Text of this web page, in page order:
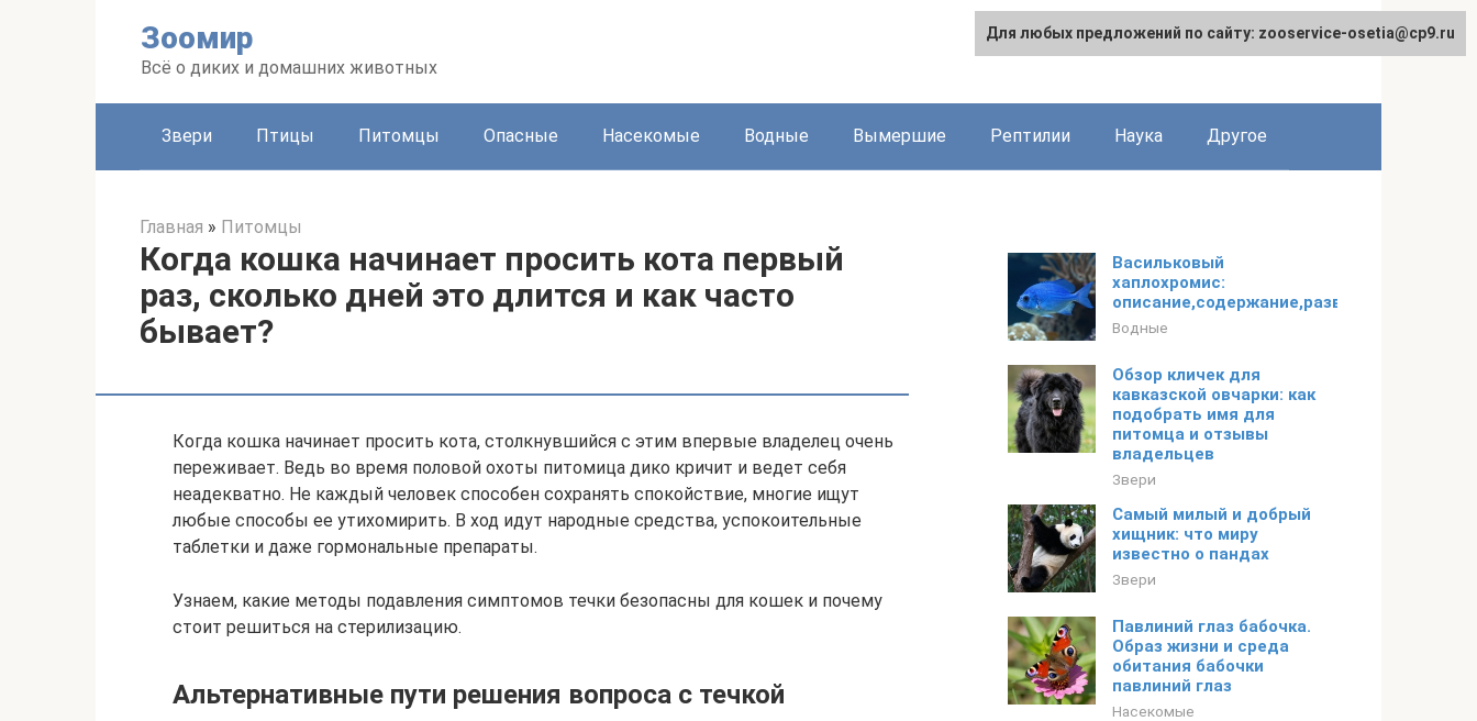
Зоомир
Всё о диких и домашних животных
Звери Птицы Питомцы Опасные Насекомые Водные Вымершие Рептилии Наука Другое
Главная » Питомцы
Когда кошка начинает просить кота первый
раз, сколько дней это длится и как часто
бывает?
Когда кошка начинает просить кота, столкнувшийся с этим впервые владелец очень
переживает. Ведь во время половой охоты питомица дико кричит и ведет себя
неадекватно. Не каждый человек способен сохранять спокойствие, многие ищут
любые способы ее утихомирить. В ход идут народные средства, успокоительные
таблетки и даже гормональные препараты.
Узнаем, какие методы подавления симптомов течки безопасны для кошек и почему
стоит решиться на стерилизацию.
Альтернативные пути решения вопроса с течкой
Васильковый
хаплохромис:
Водные
Обзор кличек для
кавказской овчарки: как
подобрать имя для
питомца и отзывы
владельцев
Звери
Самый милый и добрый
хищник: что миру
известно о пандах
Звери
Павлиний глаз бабочка.
Образ жизни и среда
обитания бабочки
павлиний глаз
Насекомые
Для любых предложений по сайту: zooservice-osetia@cp9.ru